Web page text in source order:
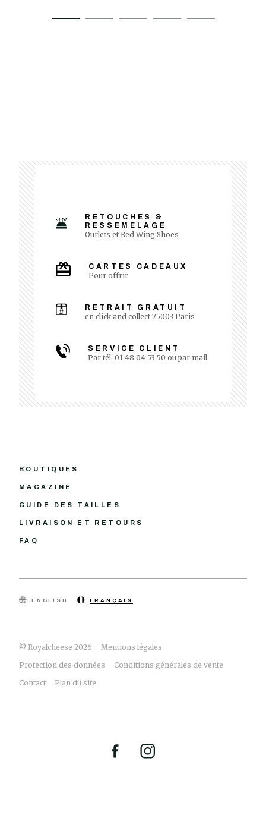
RETOUCHES &
RESSEMELAGE
Ourlets et Red Wing Shoes
CARTES CADEAUX
Pour offrir
RETRAIT GRATUIT
en click and collect 75003 Paris
SERVICE CLIENT
Par tél: 01 48 04 53 50 ou par mail.
BOUTIQUES
MAGAZINE
GUIDE DES TAILLES
LIVRAISON ET RETOURS
FAQ
© Royalcheese 2026
Mentions légales
Protection des données
Conditions générales de vente
Contact
Plan du site
ENGLISH FRANÇAIS